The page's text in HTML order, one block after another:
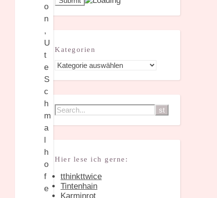
Kategorien
Kategorien
Hier lese ich gerne:
tthinkttwice
Tintenhain
Karminrot